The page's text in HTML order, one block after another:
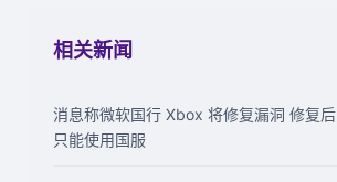
相关新闻
消息称微软国行 Xbox 将修复漏洞 修复后
只能使用国服